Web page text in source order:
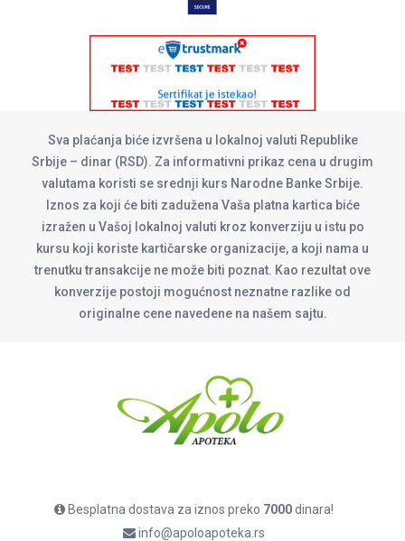
Sva plaćanja biće izvršena u lokalnoj valuti Republike
Srbije – dinar (RSD). Za informativni prikaz cena u drugim
valutama koristi se srednji kurs Narodne Banke Srbije.
Iznos za koji će biti zadužena Vaša platna kartica biće
izražen u Vašoj lokalnoj valuti kroz konverziju u istu po
kursu koji koriste kartičarske organizacije, a koji nama u
trenutku transakcije ne može biti poznat. Kao rezultat ove
konverzije postoji mogućnost neznatne razlike od
originalne cene navedene na našem sajtu.
Besplatna dostava za iznos preko 7000dinara!
info@apoloapoteka.rs